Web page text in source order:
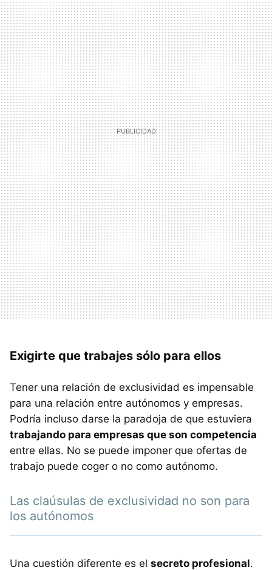
Exigirte que trabajes sólo para ellos
Tener una relación de exclusividad es impensable
para una relación entre autónomos y empresas.
Podría incluso darse la paradoja de que estuviera
trabajando para empresas que son competencia
entre ellas. No se puede imponer que ofertas de
trabajo puede coger o no como autónomo.
Las claúsulas de exclusividad no son para
los autónomos
Una cuestión diferente es el secreto profesional.